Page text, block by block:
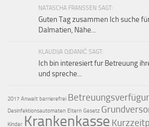
NATASCHA FRANSSEN SAGT:
Guten Tag zusammen Ich suche
Dalmatien, Nähe...
KLAUDIJA OJDANIĆ SAGT:
Ich bin interesiert fur Betreuung
und spreche...
2017 Anwalt barrierefrei
Desinfektionsautomaten Eltern Gesetz
Kinder Krankenkasse